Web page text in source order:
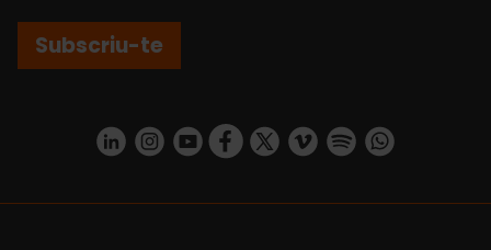
Subscriu-te
https://www.linkedin.com/company/turismo-valencia/mycompany/
https://www.instagram.com/visit_valencia/
https://www.youtube.com/user/
https://www.facebook.com/
https://twitter.com/
https://vimeo.com/
https://https://api.whatsapp.com/